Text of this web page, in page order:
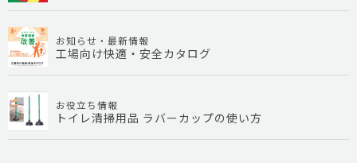
お知らせ・最新情報
工場向け快適・安全カタログ
お役立ち情報
トイレ清掃用品 ラバーカップの使い方